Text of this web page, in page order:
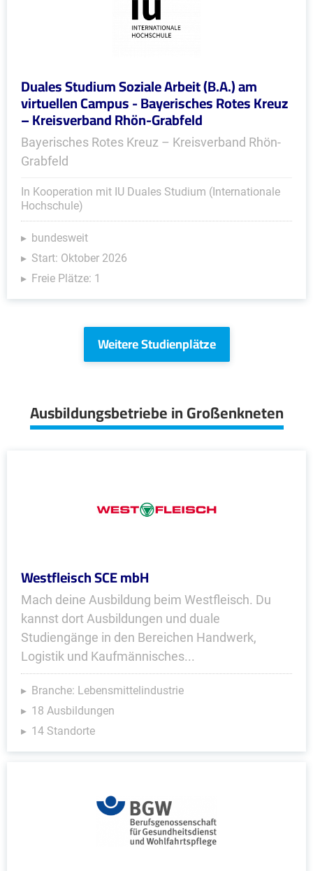
Duales Studium Soziale Arbeit (B.A.) am
virtuellen Campus - Bayerisches Rotes Kreuz
– Kreisverband Rhön-Grabfeld
Bayerisches Rotes Kreuz – Kreisverband Rhön-
Grabfeld
In Kooperation mit IU Duales Studium (Internationale
Hochschule)
bundesweit
Start: Oktober 2026
Freie Plätze: 1
Weitere Studienplätze
Ausbildungsbetriebe in Großenkneten
Westfleisch SCE mbH
Mach deine Ausbildung beim Westfleisch. Du
kannst dort Ausbildungen und duale
Studiengänge in den Bereichen Handwerk,
Logistik und Kaufmännisches...
Branche: Lebensmittelindustrie
18 Ausbildungen
14 Standorte